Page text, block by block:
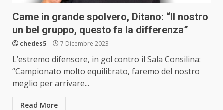
Came in grande spolvero, Ditano: “Il nostro
un bel gruppo, questo fa la differenza”
chedes5 7 Dicembre 2023
L’estremo difensore, in gol contro il Sala Consilina:
“Campionato molto equilibrato, faremo del nostro
meglio per arrivare...
Read More